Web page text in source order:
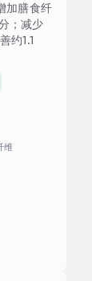
加膳食纤
；减少
约1.1
维